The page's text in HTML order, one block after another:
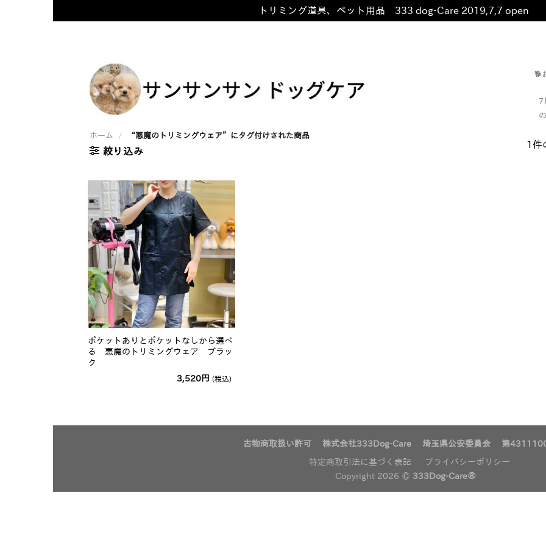
トリミング道具、ペット用品 333 dog-Care 2019,7,7 open
🐕
7
ホーム / “悪魔のトリミングウェア”にタグ付けされた商品
絞り込み
1件
ポケットありとポケットなしから選べ
る 悪魔のトリミングウェア ブラッ
ク
3,520円 (税込)
古物商取扱い許可 株式会社333Dog-Care 埼玉県公安委員会 第
特定商取引法に基づく表記
プライバシーポリシー
Copyright 2026 © 333Dog-Care®